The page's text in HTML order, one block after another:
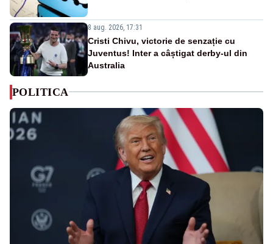
8 aug. 2026, 17:31
Cristi Chivu, victorie de senzație cu
Juventus! Inter a câștigat derby-ul din
Australia
POLITICA